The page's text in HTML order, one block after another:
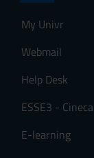
My Univr
Webmail
Help Desk
ESSE3 - Cineca
E-learning